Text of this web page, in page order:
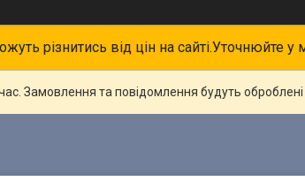
різнитись від цін на сайті.Уточнюйте
Замовлення та повідомлення будуть